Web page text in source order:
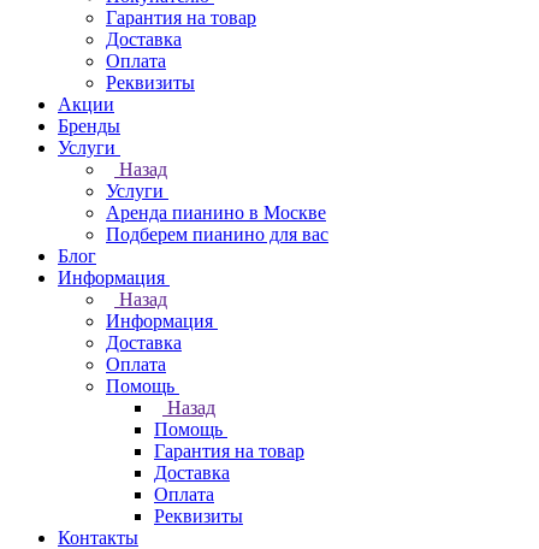
Гарантия на товар
Доставка
Оплата
Реквизиты
Акции
Бренды
Услуги
Назад
Услуги
Аренда пианино в Москве
Подберем пианино для вас
Блог
Информация
Назад
Информация
Доставка
Оплата
Помощь
Назад
Помощь
Гарантия на товар
Доставка
Оплата
Реквизиты
Контакты